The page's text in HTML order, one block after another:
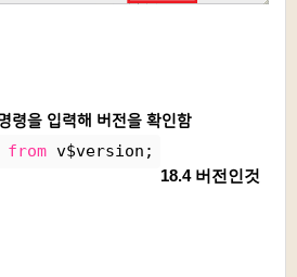
령을 입력해 버전을 확인함
from v$version;
18.4 버전인것